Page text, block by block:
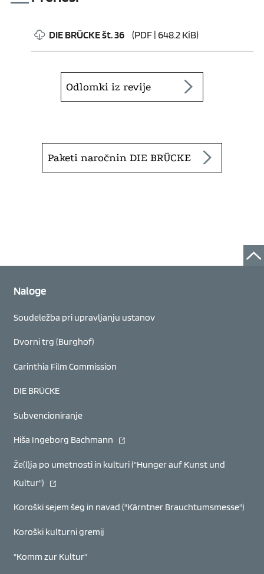
DIE BRÜCKE št. 36 (PDF | 648.2 KiB)
Odlomki iz revije
Paketi naročnin DIE BRÜCKE
Naloge
Soudeležba pri upravljanju ustanov
Dvorni trg (Burghof)
Carinthia Film Commission
DIE BRÜCKE
Subvencioniranje
Hiša Ingeborg Bachmann (se odpre v novem oknu)
Že(l)ja po umetnosti in kulturi ("Hunger auf Kunst und
Kultur") (se odpre v novem oknu)
Koroški sejem šeg in navad ("Kärntner Brauchtumsmesse")
Koroški kulturni gremij
"Komm zur Kultur"